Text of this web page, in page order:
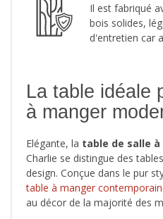
Il est fabriqué
bois solides,
d'entretien car
La table idéale
à manger
Elégante, la table de salle
Charlie se distingue des
design. Conçue dans le pur
table à manger
au décor de la majorité des